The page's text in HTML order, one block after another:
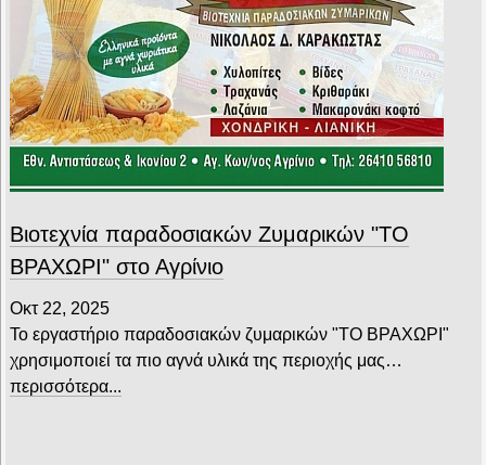
Βιοτεχνία παραδοσιακών Ζυμαρικών "ΤΟ
ΒΡΑΧΩΡΙ" στο Αγρίνιο
Οκτ 22, 2025
Το εργαστήριο παραδοσιακών ζυμαρικών "ΤΟ ΒΡΑΧΩΡΙ"
χρησιμοποιεί τα πιο αγνά υλικά της περιοχής μας…
περισσότερα...